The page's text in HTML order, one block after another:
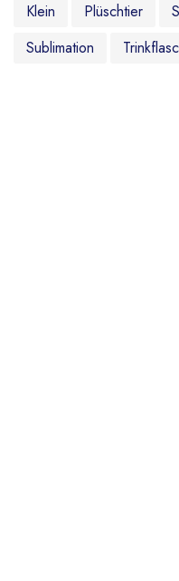
Klein
Plüschtier
Sublimation